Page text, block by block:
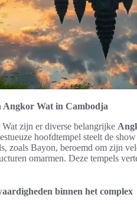
Angkor Wat in Cambodja
zijn er diverse belangrijke
hoofdtempel steelt de
zoals Bayon, beroemd om zijn
omarmen. Deze tempels
binnen het complex